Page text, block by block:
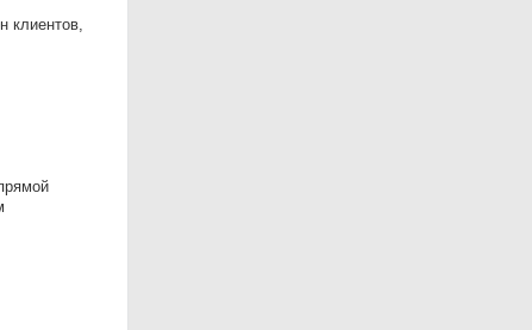
клиентов,